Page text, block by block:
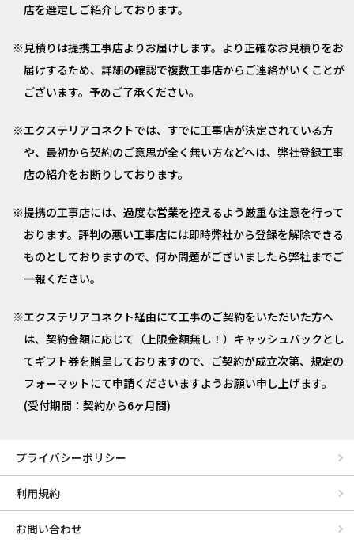
店を選定しご紹介しております。
見積りは提携工事店よりお届けします。より正確なお見積りをお
届けするため、詳細の確認で複数工事店からご連絡がいくことが
ございます。予めご了承ください。
エクステリアコネクトでは、すでに工事店が決定されている方
や、最初から契約のご意思が全く無い方などへは、弊社登録工事
店の紹介をお断りしております。
提携の工事店には、過度な営業を控えるよう厳重な注意を行って
おります。評判の悪い工事店には即時弊社から登録を解除できる
ものとしておりますので、何か問題がございましたら弊社までご
一報ください。
エクステリアコネクト経由にて工事のご契約をいただいた方へ
は、契約金額に応じて（上限金額無し！）キャッシュバックとし
てギフト券を贈呈しておりますので、ご契約が成立次第、規定の
フォーマットにて申請くださいますようお願い申し上げます。
(受付期間：契約から6ヶ月間)
プライバシーポリシー
利用規約
お問い合わせ